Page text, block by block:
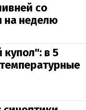
со
на неделю
в 5